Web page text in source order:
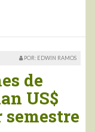
POR: EDWIN RAMOS
de
US$